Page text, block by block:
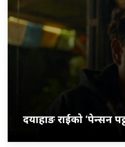
दयाहाङ राईको ‘पेन्सन